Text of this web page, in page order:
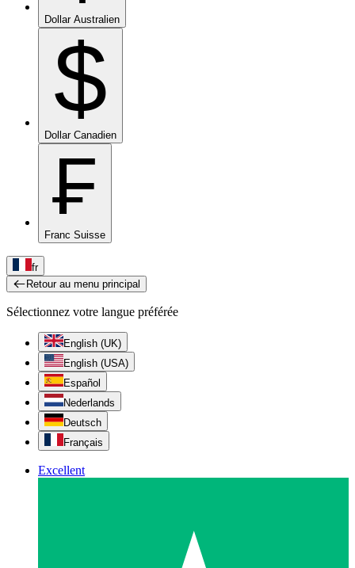
Dollar Australien
$
Dollar Canadien
₣
Franc Suisse
fr
Retour au menu principal
Sélectionnez votre langue préférée
English (UK)
English (USA)
Español
Nederlands
Deutsch
Français
Excellent